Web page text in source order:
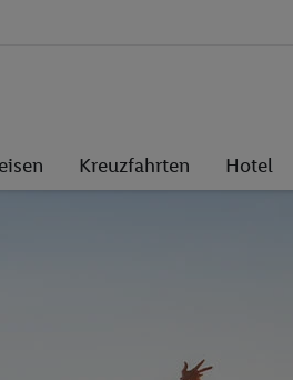
Kreuzfahrten Hotel